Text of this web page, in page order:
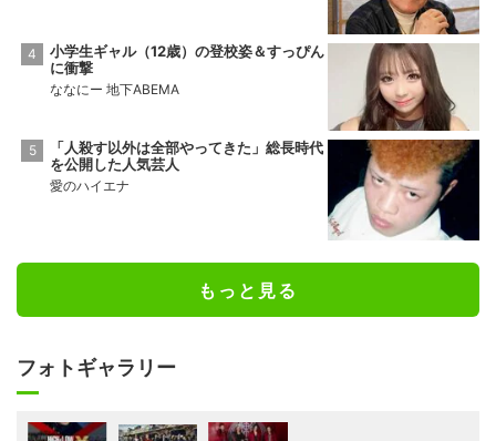
小学生ギャル（12歳）の登校姿＆すっぴん
に衝撃
ななにー 地下ABEMA
「人殺す以外は全部やってきた」総長時代
を公開した人気芸人
愛のハイエナ
もっと見る
フォトギャラリー